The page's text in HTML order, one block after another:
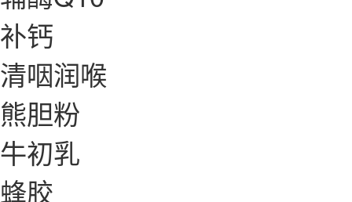
补钙
清咽润喉
熊胆粉
牛初乳
蜂胶